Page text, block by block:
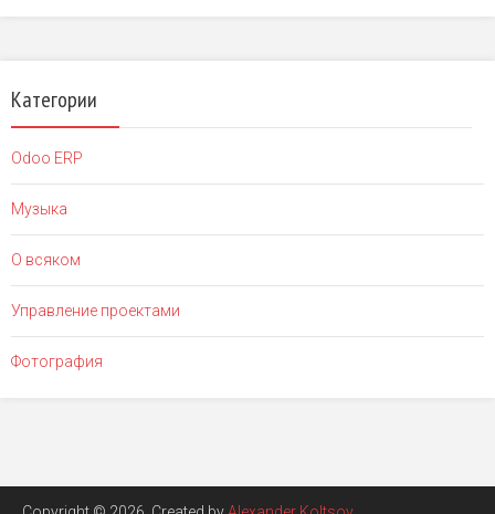
Категории
Odoo ERP
Музыка
О всяком
Управление проектами
Фотография